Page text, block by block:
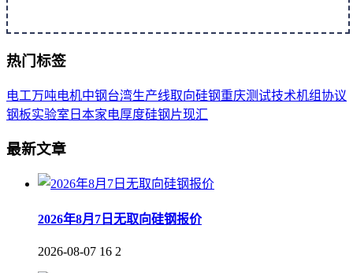
热门标签
电工万吨电机中钢台湾生产线取向硅钢重庆测试技术机组协议
钢板实验室 日本家电厚度硅钢片现汇
最新文章
2026年8月7日无取向硅钢报价
2026-08-07 16 2